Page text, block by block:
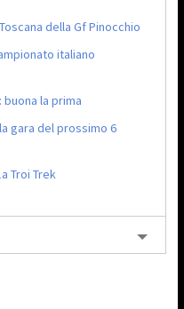
della Gf Pinocchio
italiano
buona la prima
gara del prossimo 6
Troi Trek